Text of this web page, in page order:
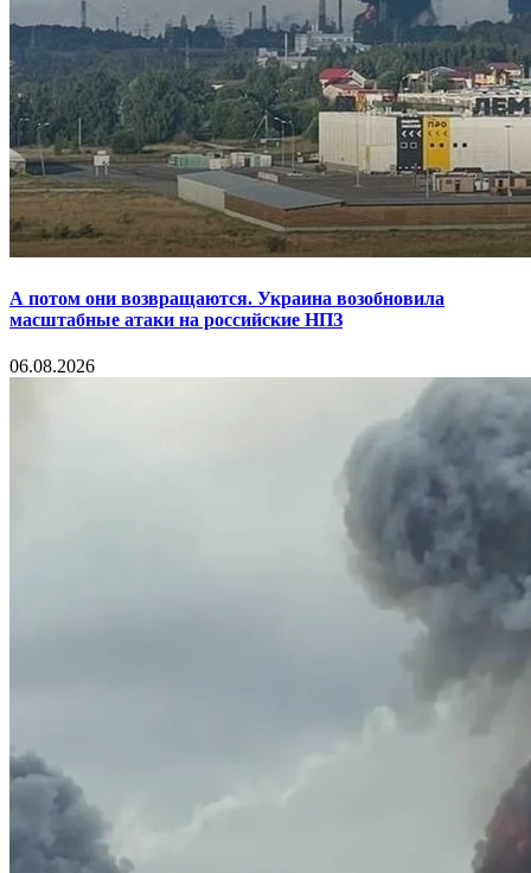
А потом они возвращаются. Украина возобновила
масштабные атаки на российские НПЗ
06.08.2026